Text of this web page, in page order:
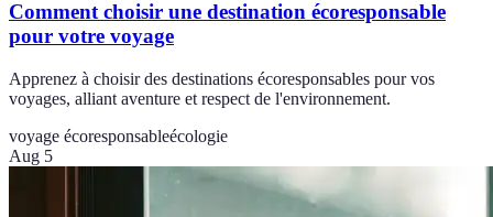
Comment choisir une destination écoresponsable
pour votre voyage
Apprenez à choisir des destinations écoresponsables pour vos
voyages, alliant aventure et respect de l'environnement.
voyage écoresponsableécologie
Aug 5